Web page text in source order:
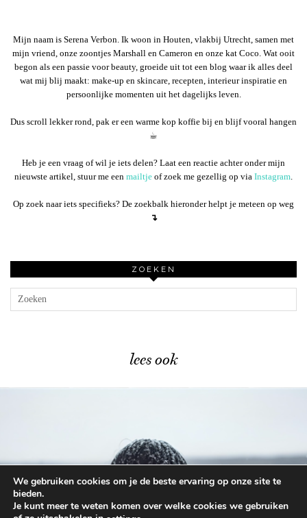
Mijn naam is Serena Verbon. Ik woon in Houten, vlakbij Utrecht, samen met
mijn vriend, onze zoontjes Marshall en Cameron en onze kat Coco. Wat ooit
begon als een passie voor beauty, groeide uit tot een blog waar ik alles deel
wat mij blij maakt: make-up en skincare, recepten, interieur inspiratie en
persoonlijke momenten uit het dagelijks leven.
Dus scroll lekker rond, pak er een warme kop koffie bij en blijf vooral hangen
☕︎
Heb je een vraag of wil je iets delen? Laat een reactie achter onder mijn
nieuwste artikel, stuur me een mailtje of zoek me gezellig op via Instagram.
Op zoek naar iets specifieks? De zoekbalk hieronder helpt je meteen op weg
↴
ZOEKEN
lees ook
Bekende winterproblemen én hun …
We gebruiken cookies om je de beste ervaring op onze site te
bieden.
Je kunt meer te weten komen over welke cookies we gebruiken